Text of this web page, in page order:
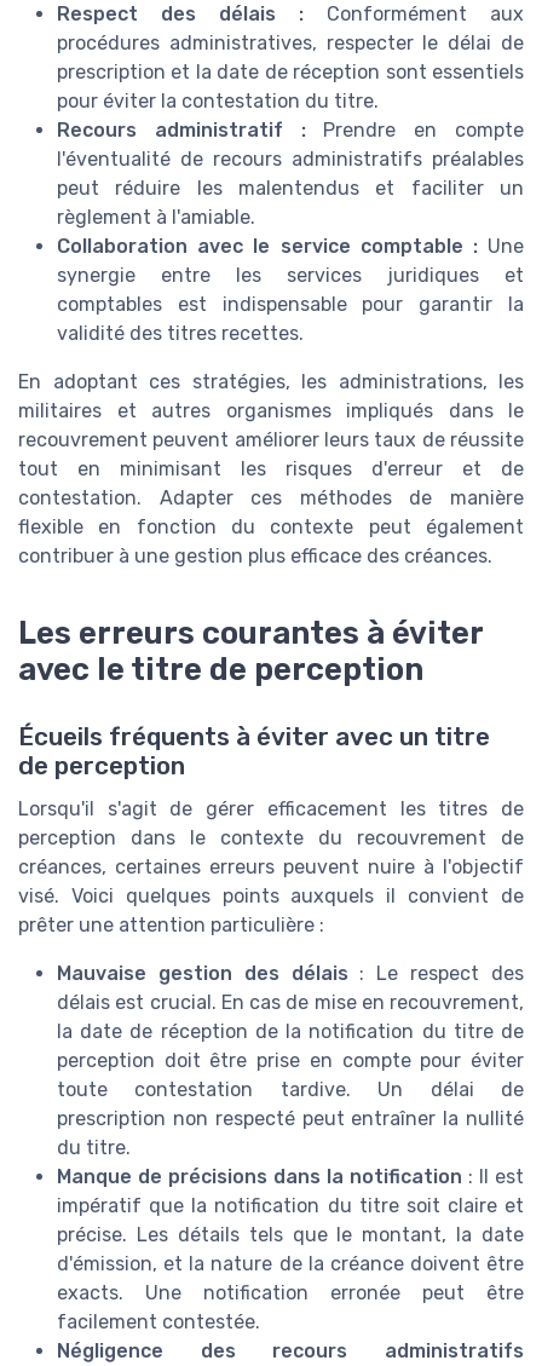
Respect des délais : Conformément aux
procédures administratives, respecter le délai de
prescription et la date de réception sont essentiels
pour éviter la contestation du titre.
Recours administratif :Prendre en compte
l'éventualité de recours administratifs préalables
peut réduire les malentendus et faciliter un
règlement à l'amiable.
Collaboration avec le service comptable :Une
synergie entre les services juridiques et
comptables est indispensable pour garantir la
validité des titres recettes.
En adoptant ces stratégies, les administrations, les
militaires et autres organismes impliqués dans le
recouvrement peuvent améliorer leurs taux de réussite
tout en minimisant les risques d'erreur et de
contestation. Adapter ces méthodes de manière
flexible en fonction du contexte peut également
contribuer à une gestion plus efficace des créances.
Les erreurs courantes à éviter
avec le titre de perception
Écueils fréquents à éviter avec un titre
de perception
Lorsqu'il s'agit de gérer efficacement les titres de
perception dans le contexte du recouvrement de
créances, certaines erreurs peuvent nuire à l'objectif
visé. Voici quelques points auxquels il convient de
prêter une attention particulière :
Mauvaise gestion des délais : Le respect des
délais est crucial. En cas de mise en recouvrement,
la date de réception de la notification du titre de
perception doit être prise en compte pour éviter
toute contestation tardive. Un délai de
prescription non respecté peut entraîner la nullité
du titre.
Manque de précisions dans la notification : Il est
impératif que la notification du titre soit claire et
précise. Les détails tels que le montant, la date
d'émission, et la nature de la créance doivent être
exacts. Une notification erronée peut être
facilement contestée.
Négligence des recours administratifs